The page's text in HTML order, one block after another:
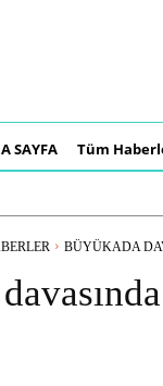
SAYFA Tüm
BÜYÜKADA